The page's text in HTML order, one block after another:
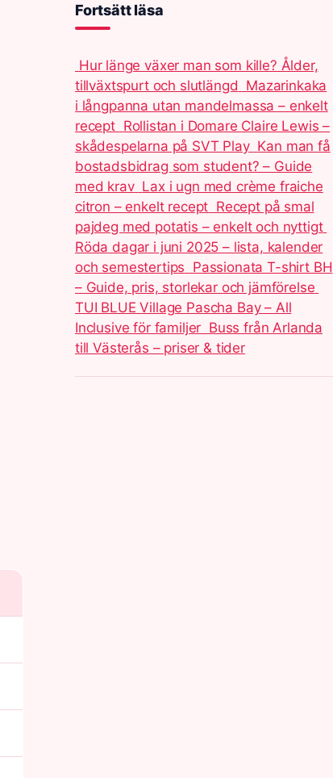
Fortsätt läsa
Hur länge växer man som kille? Ålder,
tillväxtspurt och slutlängd Mazarinkaka
i långpanna utan mandelmassa – enkelt
recept Rollistan i Domare Claire Lewis –
skådespelarna på SVT Play Kan man få
bostadsbidrag som student? – Guide
med krav Lax i ugn med crème fraiche
citron – enkelt recept Recept på smal
pajdeg med potatis – enkelt och nyttigt
Röda dagar i juni 2025 – lista, kalender
och semestertips Passionata T-shirt BH
– Guide, pris, storlekar och jämförelse
TUI BLUE Village Pascha Bay – All
Inclusive för familjer Buss från Arlanda
till Västerås – priser & tider